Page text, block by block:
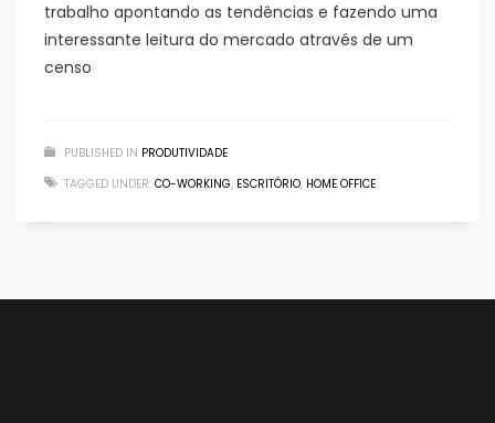
trabalho apontando as tendências e fazendo uma
interessante leitura do mercado através de um
censo
PUBLISHED IN PRODUTIVIDADE
TAGGED UNDER: CO-WORKING, ESCRITÓRIO, HOME OFFICE